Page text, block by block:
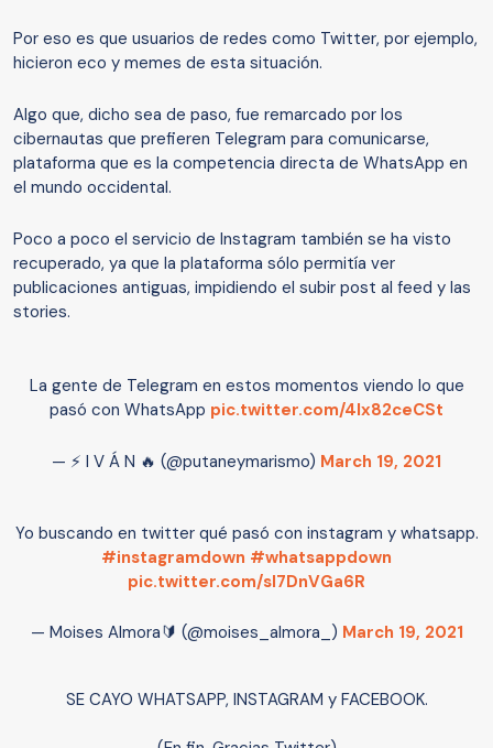
Por eso es que usuarios de redes como Twitter, por ejemplo,
hicieron eco y memes de esta situación.
Algo que, dicho sea de paso, fue remarcado por los
cibernautas que prefieren Telegram para comunicarse,
plataforma que es la competencia directa de WhatsApp en
el mundo occidental.
Poco a poco el servicio de Instagram también se ha visto
recuperado, ya que la plataforma sólo permitía ver
publicaciones antiguas, impidiendo el subir post al feed y las
stories.
La gente de Telegram en estos momentos viendo lo que
pasó con WhatsApp pic.twitter.com/4Ix82ceCSt
— ⚡ I V Á N 🔥 (@putaneymarismo) March 19, 2021
Yo buscando en twitter qué pasó con instagram y whatsapp.
#instagramdown #whatsappdown
pic.twitter.com/sl7DnVGa6R
— Moises Almora🔰 (@moises_almora_) March 19, 2021
SE CAYO WHATSAPP, INSTAGRAM y FACEBOOK.